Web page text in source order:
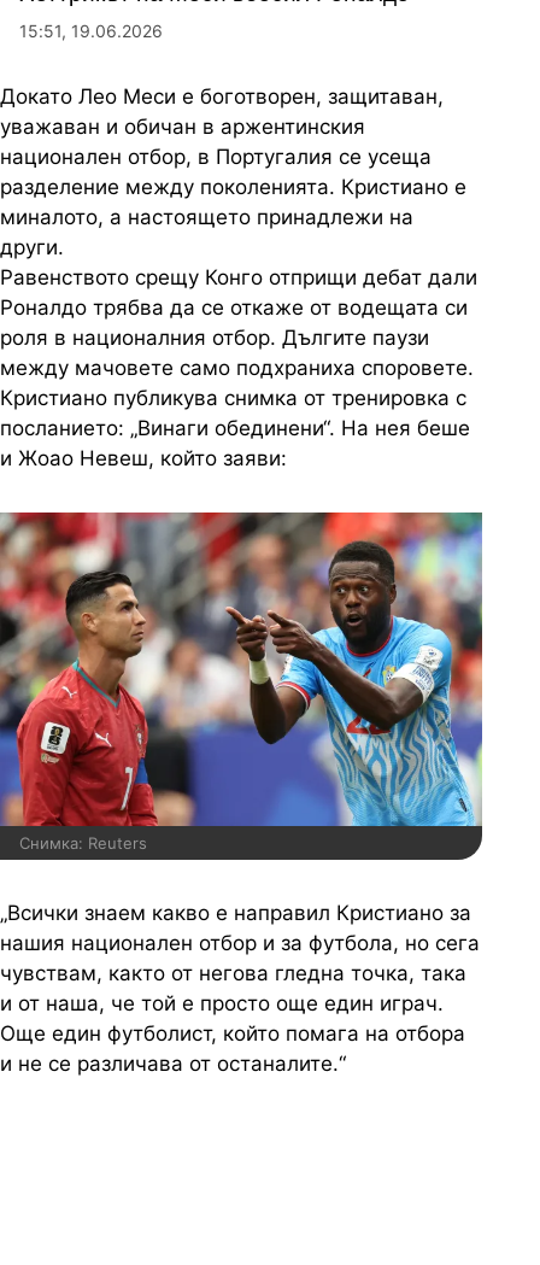
15:51, 19.06.2026
Докато Лео Меси е боготворен, защитаван,
уважаван и обичан в аржентинския
национален отбор, в Португалия се усеща
разделение между поколенията. Кристиано е
миналото, а настоящето принадлежи на
други.
Равенството срещу Конго отприщи дебат дали
Роналдо трябва да се откаже от водещата си
роля в националния отбор. Дългите паузи
между мачовете само подхраниха споровете.
Кристиано публикува снимка от тренировка с
посланието: „Винаги обединени“. На нея беше
и Жоао Невеш, който заяви:
Снимка: Reuters
„Всички знаем какво е направил Кристиано за
нашия национален отбор и за футбола, но сега
чувствам, както от негова гледна точка, така
и от наша, че той е просто още един играч.
Още един футболист, който помага на отбора
и не се различава от останалите.“